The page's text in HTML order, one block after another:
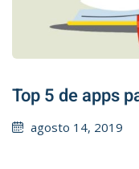
Top 5 de apps
Posted
agosto 14, 2019